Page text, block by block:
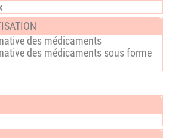
des médicaments
des médicaments sous forme